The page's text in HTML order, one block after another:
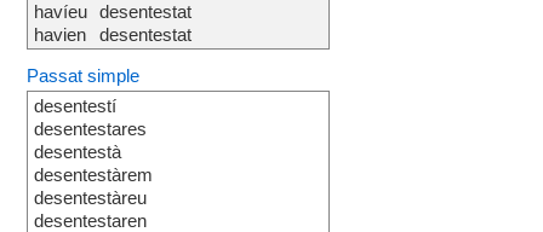
havíeu
havien
desentestat
desentestat
Passat simple
desentestí
desentestares
desentestà
desentestàrem
desentestàreu
desentestaren